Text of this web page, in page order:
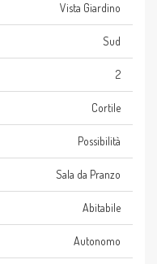
Vista Giardino
Sud
2
Cortile
Possibilità
Sala da Pranzo
Abitabile
Autonomo